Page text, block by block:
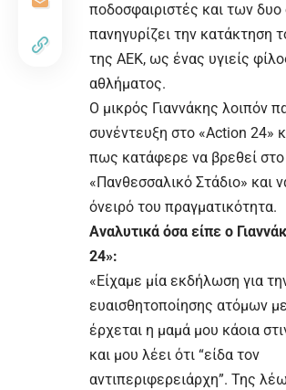
ποδοσφαιριστές και των
πανηγυρίζει την κατάκτηση
της ΑΕΚ, ως ένας υγιείς
αθλήματος.
Ο μικρός Γιαννάκης λοιπόν
συνέντευξη στο «Action 24»
πως κατάφερε να βρεθεί στο
«Πανθεσσαλικό Στάδιο» και
όνειρό του πραγματικότητα.
Αναλυτικά όσα είπε ο
24»:
«Είχαμε μία εκδήλωση για
ευαισθητοποίησης ατόμων
έρχεται η μαμά μου κάοια
και μου λέει ότι “είδα τον
αντιπεριφερειάρχη”. Της